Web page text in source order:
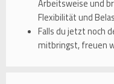
Arbeitsweise und
Flexibilität und
Falls du jetzt noch
mitbringst, freuen